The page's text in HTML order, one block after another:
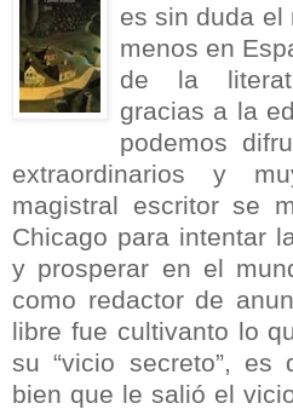
es sin duda el
menos en
de la
gracias a la
podemos
extraordinarios y
magistral escritor se
Chicago para intentar
y prosperar en el
como redactor de
libre fue cultivanto lo
su “vicio secreto”, es
bien que le salió el